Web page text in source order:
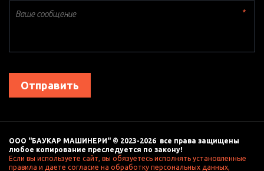
*
Отправить
ООО "БАУКАР МАШИНЕРИ" © 2023-2026  все права защищены
любое копирование преследуется по закону!
Если вы используете сайт, вы обязуетесь исполнять установленные
правила и даете согласие на обработку персональных данных,